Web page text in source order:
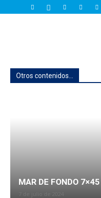
Otros contenidos...
MAR DE FONDO 7×45
7 de julio de 2024